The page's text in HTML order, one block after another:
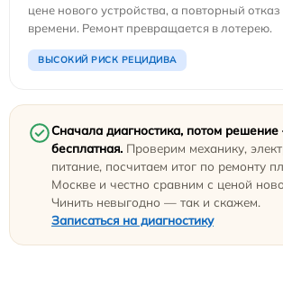
цене нового устройства, а повторный
времени. Ремонт превращается в лотерею.
ВЫСОКИЙ РИСК РЕЦИДИВА
Сначала диагностика, потом
бесплатная. Проверим механику,
питание, посчитаем итог по ремонту
Москве и честно сравним с ценой
Чинить невыгодно — так и скажем.
Записаться на диагностику